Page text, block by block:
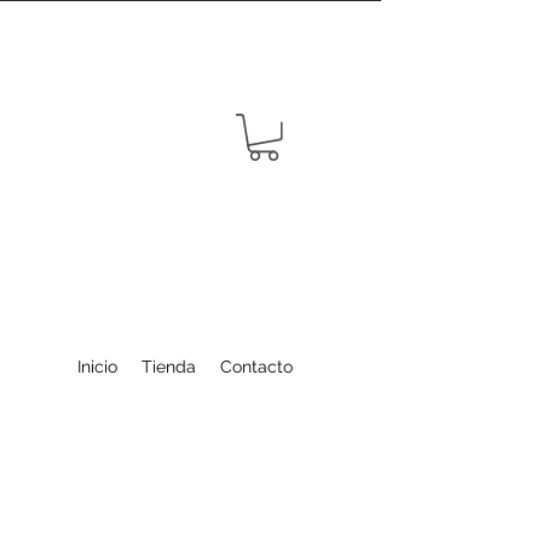
Inicio Tienda Contacto